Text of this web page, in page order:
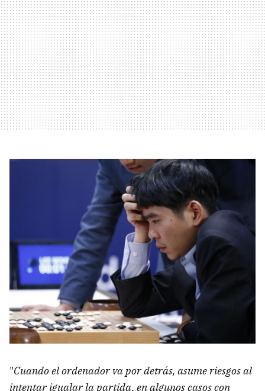
"Cuando el ordenador va por detrás, asume riesgos al
intentar igualar la partida, en algunos casos con